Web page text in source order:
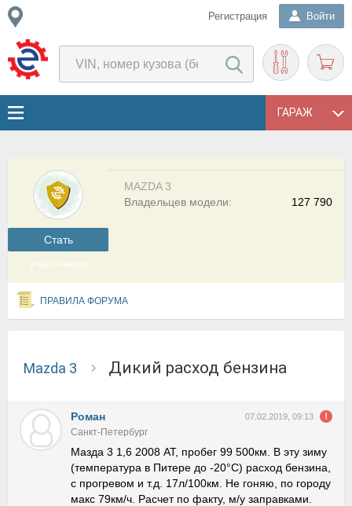
Регистрация Войти
ГАРАЖ
Cтать
участником
MAZDA 3
127 790
Владельцев модели:
ПРАВИЛА ФОРУМА
Mazda 3 Дикий расход бензина
Роман 07.02.2019, 09:13
Санкт-Петербург
Мазда 3 1,6 2008 АТ, пробег 99 500км. В эту зиму
(температура в Питере до -20°С) расход бензина,
с прогревом и т.д. 17л/100км. Не гоняю, по городу
макс 79км/ч. Расчет по факту, м/у заправками.